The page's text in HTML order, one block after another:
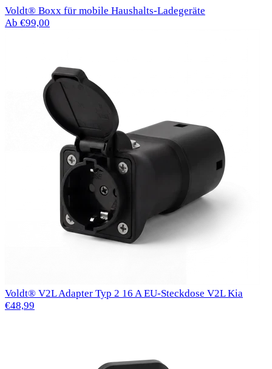
Voldt® Boxx für mobile Haushalts-Ladegeräte
Ab €99,00
Voldt® V2L Adapter Typ 2 16 A EU-Steckdose V2L Kia
€48,99